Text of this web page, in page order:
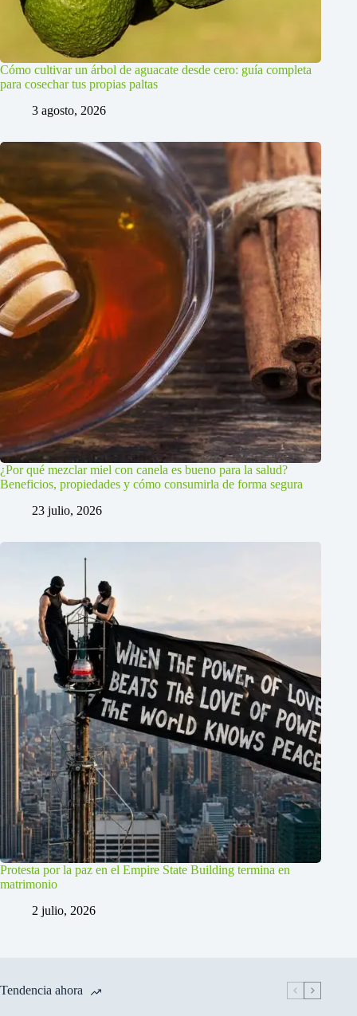
Cómo cultivar un árbol de aguacate desde cero: guía completa
para cosechar tus propias paltas
3 agosto, 2026
¿Por qué mezclar miel con canela es bueno para la salud?
Beneficios, propiedades y cómo consumirla de forma segura
23 julio, 2026
Protesta por la paz en el Empire State Building termina en
matrimonio
2 julio, 2026
Tendencia ahora